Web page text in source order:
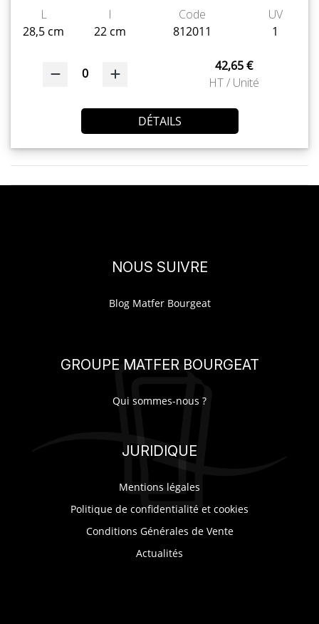
L
28,5 cm
l
22 cm
Code
812011
UV
1
0
42,65 €
HT / Unité
DÉTAILS
NOUS SUIVRE
Blog Matfer Bourgeat
GROUPE MATFER BOURGEAT
Qui sommes-nous ?
JURIDIQUE
Mentions légales
Politique de confidentialité et cookies
Conditions Générales de Vente
Actualités